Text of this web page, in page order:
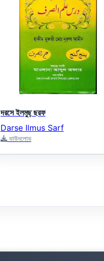
দরসে ইলমুছ্‌ ছরফ
Darse Ilmus Sarf
ডাউনলোড